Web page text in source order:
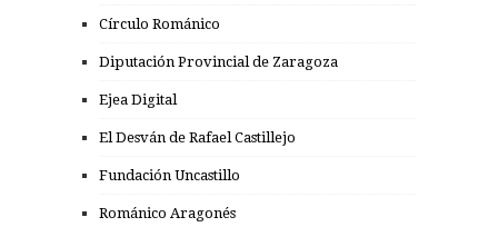
Círculo Románico
Diputación Provincial de Zaragoza
Ejea Digital
El Desván de Rafael Castillejo
Fundación Uncastillo
Románico Aragonés